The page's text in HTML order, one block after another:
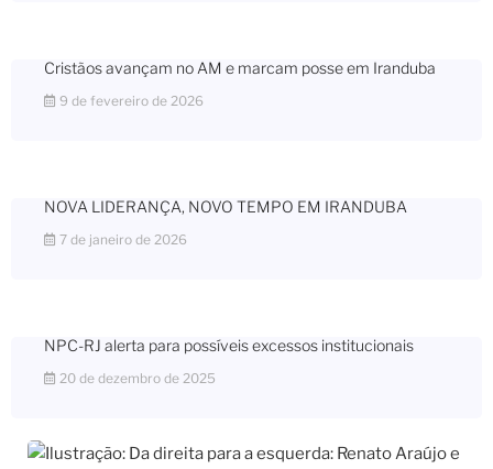
Cristãos avançam no AM e marcam posse em Iranduba
9 de fevereiro de 2026
NOVA LIDERANÇA, NOVO TEMPO EM IRANDUBA
7 de janeiro de 2026
NPC-RJ alerta para possíveis excessos institucionais
20 de dezembro de 2025